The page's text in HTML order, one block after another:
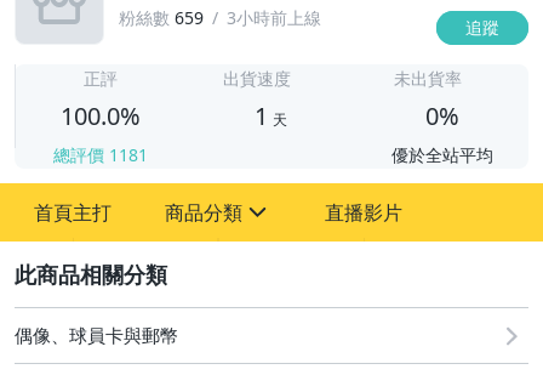
粉絲數 659 3小時前上線 追蹤
正評
100.0%
總評價 1181
出貨速度
1 天
未出貨率
0%
優於全站平均
首頁主打 商品分類
偶像、球員卡與郵幣
直播影片
偶像、球員卡與郵幣